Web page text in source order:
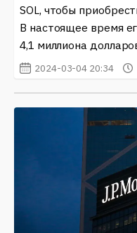
SOL, чтобы
В настоящее время
4,1 миллиона
2024-03-04 20:34